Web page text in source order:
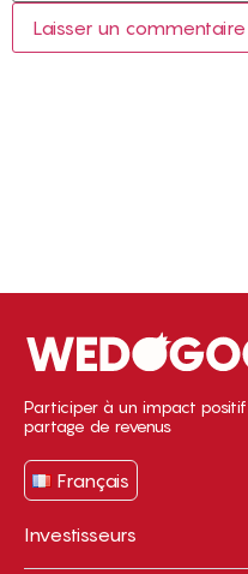
Participer à un impact positif
partage de revenus
Français
Investisseurs